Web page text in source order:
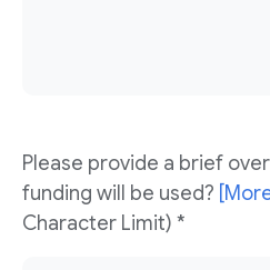
Please provide a brief
funding will be used?
Character Limit) *